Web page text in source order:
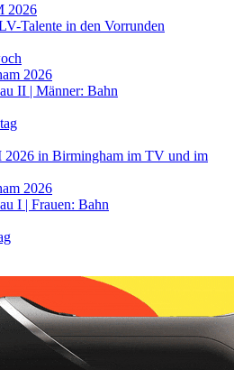
2026
Talente in den Vorrunden
2026
II | Männer: Bahn
in Birmingham im TV und im
2026
I | Frauen: Bahn